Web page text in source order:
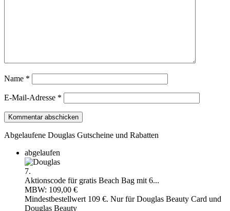
Name *
E-Mail-Adresse *
Abgelaufene Douglas Gutscheine und Rabatten
abgelaufen
7.
Aktionscode für gratis Beach Bag mit 6...
MBW: 109,00 €
Mindestbestellwert 109 €. Nur für Douglas Beauty Card und
Douglas Beauty